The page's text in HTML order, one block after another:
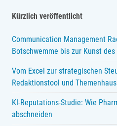
Kürzlich veröffentlicht
Communication Management
Botschwemme bis zur Kunst
Vom Excel zur strategischen
Redaktionstool und
KI-Reputations-Studie: Wie
abschneiden